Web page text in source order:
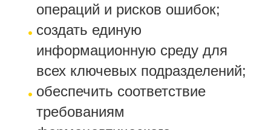
операций и рисков ошибок;
создать единую
информационную среду для
всех ключевых подразделений;
обеспечить соответствие
требованиям